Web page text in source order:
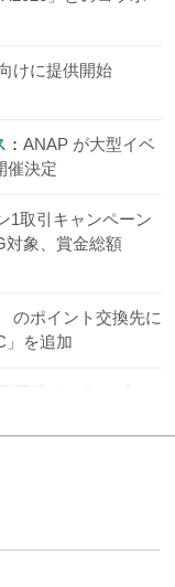
けに提供開始
ANAP が大型イベ
催決定
1取引キャンペーン
対象、賞金総額
のポイント交換先に
」を追加
型円建てステーブル